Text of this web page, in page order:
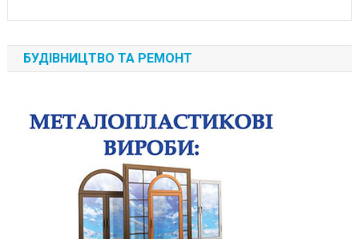
БУДІВНИЦТВО ТА РЕМОНТ